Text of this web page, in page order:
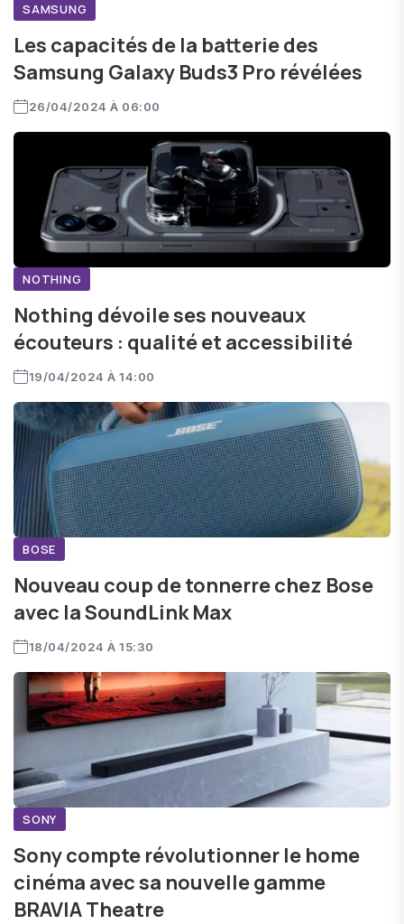
SAMSUNG
Les capacités de la batterie des
Samsung Galaxy Buds3 Pro révélées
26/04/2024 À 06:00
NOTHING
Nothing dévoile ses nouveaux
écouteurs : qualité et accessibilité
19/04/2024 À 14:00
BOSE
Nouveau coup de tonnerre chez Bose
avec la SoundLink Max
18/04/2024 À 15:30
SONY
Sony compte révolutionner le home
cinéma avec sa nouvelle gamme
BRAVIA Theatre